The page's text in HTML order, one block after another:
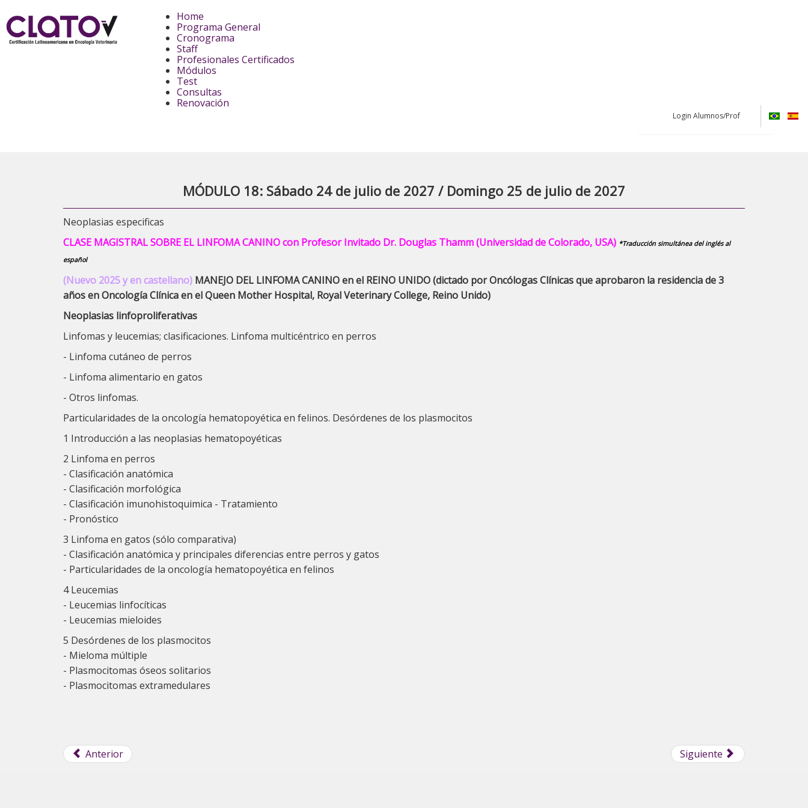
Home
Programa General
Cronograma
Staff
Profesionales Certificados
Módulos
Test
Consultas
Renovación
Login Alumnos/Prof
MÓDULO 18: Sábado 24 de julio de 2027 / Domingo 25 de julio de 2027
Neoplasias especificas
CLASE MAGISTRAL SOBRE EL LINFOMA CANINO con Profesor Invitado Dr. Douglas Thamm (Universidad de Colorado, USA) *Traducción simultánea del inglés al
español
(Nuevo 2025 y en castellano) MANEJO DEL LINFOMA CANINO en el REINO UNIDO (dictado por Oncólogas Clínicas que aprobaron la residencia de 3
años en Oncología Clínica en el Queen Mother Hospital, Royal Veterinary College, Reino Unido)
Neoplasias linfoproliferativas
Linfomas y leucemias; clasificaciones. Linfoma multicéntrico en perros
- Linfoma cutáneo de perros
- Linfoma alimentario en gatos
- Otros linfomas.
Particularidades de la oncología hematopoyética en felinos. Desórdenes de los plasmocitos
1 Introducción a las neoplasias hematopoyéticas
2 Linfoma en perros
- Clasificación anatómica
- Clasificación morfológica
- Clasificación imunohistoquimica - Tratamiento
- Pronóstico
3 Linfoma en gatos (sólo comparativa)
- Clasificación anatómica y principales diferencias entre perros y gatos
- Particularidades de la oncología hematopoyética en felinos
4 Leucemias
- Leucemias linfocíticas
- Leucemias mieloides
5 Desórdenes de los plasmocitos
- Mieloma múltiple
- Plasmocitomas óseos solitarios
- Plasmocitomas extramedulares
Anterior Siguiente